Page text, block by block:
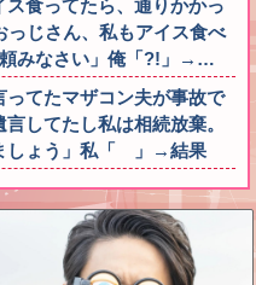
ス食ってたら、通りかかっ
っじさん、私もアイス食べ
頼みなさい」俺「?!」→…
てたマザコン夫が事故で
してたし私は相続放棄。
しょう」私「 」→結果